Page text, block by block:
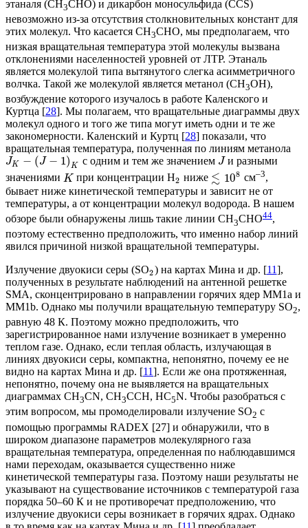
этаналя (CH3CHO) и дикарбон моносульфида (CCS)
невозможно из-за отсутствия столкновительных констант для
этих молекул. Что касается CH3CHO, мы предполагаем, что
низкая вращательная температура этой молекулы вызвана
отклонениями населенностей уровней от ЛТР. Этаналь
является молекулой типа вытянутого слегка асимметричного
волчка. Такой же молекулой является метанол (CH3OH),
возбуждение которого изучалось в работе Каленского и
Куртца [28]. Мы полагаем, что вращательные диаграммы двух
молекул одного и того же типа могут иметь одни и те же
закономерности. Каленский и Куртц [28] показали, что
вращательная температура, полученная по линиям метанола
JK − (J − 1)K с одним и тем же значением J и разными
значениями K при концентрации H2 ниже ≲ 108 см–3,
бывает ниже кинетической температуры и зависит не от
температуры, а от концентрации молекул водорода. В нашем
обзоре были обнаружены лишь такие линии CH3CHO44,
поэтому естественно предположить, что именно набор линий
явился причиной низкой вращательной температуры.
Излучение двуокиси серы (SO2) на картах Мина и др. [11],
полученных в результате наблюдений на антенной решетке
SMA, сконцентрировано в направлении горячих ядер MM1a и
MM1b. Однако мы получили вращательную температуру SO2,
равную 48 К. Поэтому можно предположить, что
зарегистрированное нами излучение возникает в умеренно
теплом газе. Однако, если теплая область, излучающая в
линиях двуокиси серы, компактна, непонятно, почему ее не
видно на картах Мина и др. [11]. Если же она протяженная,
непонятно, почему она не выявляется на вращательных
диаграммах CH3CN, CH3CCH, HC5N. Чтобы разобраться с
этим вопросом, мы промоделировали излучение SO2 с
помощью программы RADEX [27] и обнаружили, что в
широком диапазоне параметров молекулярного газа
вращательная температура, определенная по наблюдавшимся
нами переходам, оказывается существенно ниже
кинетической температуры газа. Поэтому наши результаты не
указывают на существование источников с температурой газа
порядка 50–60 К и не противоречат предположению, что
излучение двуокиси серы возникает в горячих ядрах. Однако